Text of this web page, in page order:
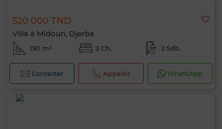
520 000 TND
Villa à Midoun, Djerba
150 m² 3 Ch. 2 Sdb.
Contacter Appelez WhatsApp